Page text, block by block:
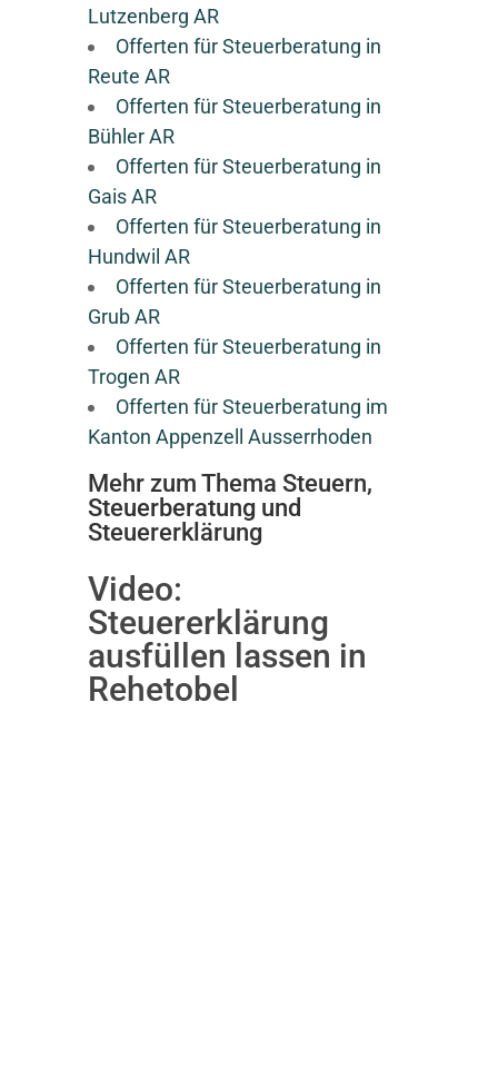
Lutzenberg AR
Offerten für Steuerberatung in
Reute AR
Offerten für Steuerberatung in
Bühler AR
Offerten für Steuerberatung in
Gais AR
Offerten für Steuerberatung in
Hundwil AR
Offerten für Steuerberatung in
Grub AR
Offerten für Steuerberatung in
Trogen AR
Offerten für Steuerberatung im
Kanton Appenzell Ausserrhoden
Mehr zum Thema Steuern,
Steuerberatung und
Steuererklärung
Video:
Steuererklärung
ausfüllen lassen in
Rehetobel